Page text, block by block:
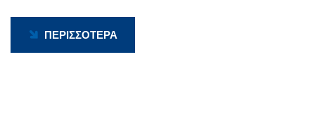
ΠΕΡΙΣΣΟΤΕΡΑ